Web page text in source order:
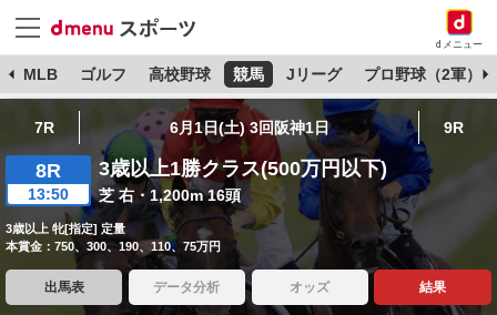
dメニュー
MLB ゴルフ 高校野球 競馬 Jリーグ プロ野球（2軍）
7R 6月1日(土) 3回阪神1日 9R
8R
13:50
3歳以上1勝クラス(500万円以下)
芝 右・1,200m 16頭
3歳以上 牝[指定] 定量
本賞金：750、300、190、110、75万円
出馬表 データ分析 オッズ 結果